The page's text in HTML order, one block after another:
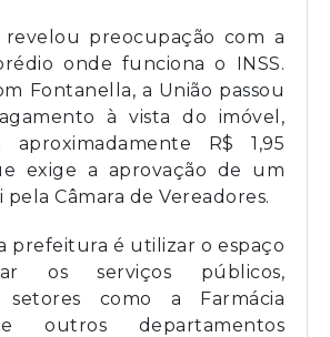
preocupação com a
onde funciona o INSS.
Fontanella, a União passou
à vista do imóvel,
aproximadamente R$ 1,95
exige a aprovação de um
Câmara de Vereadores.
prefeitura é utilizar o espaço
os serviços públicos,
setores como a Farmácia
outros departamentos